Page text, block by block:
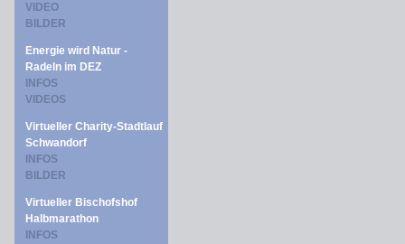
VIDEO
BILDER
Energie wird Natur -
Radeln im DEZ
INFOS
VIDEOS
Virtueller Charity-Stadtlauf
Schwandorf
INFOS
BILDER
Virtueller Bischofshof
Halbmarathon
INFOS